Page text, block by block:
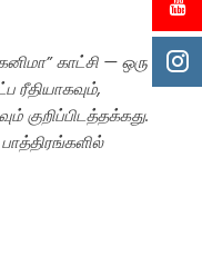
காட்சி — ஒரு
ரீதியாகவும்,
குறிப்பிடத்தக்கது.